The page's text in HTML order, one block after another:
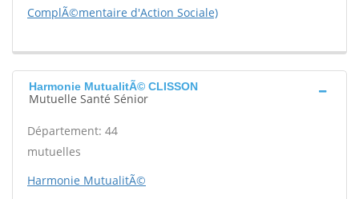
ComplÃ©mentaire d'Action Sociale)
Harmonie MutualitÃ© CLISSON
Mutuelle Santé Sénior
Département: 44
mutuelles
Harmonie MutualitÃ©